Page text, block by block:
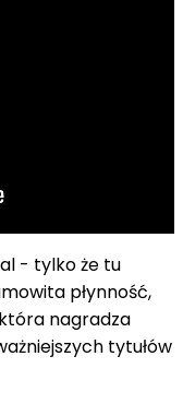
- tylko że tu
płynność,
nagradza
tytułów